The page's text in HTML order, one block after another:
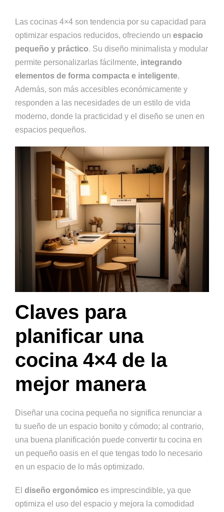
Las cocinas 4×4 son tendencia por su capacidad para
optimizar espacios reducidos, ofreciendo un espacio
pequeño y práctico. Su diseño minimalista y modular
permite personalizarlas fácilmente, integrando
elementos de forma compacta e inteligente.
Además, son más accesibles económicamente y
responden a las necesidades de un estilo de vida
moderno, donde la practicidad y el diseño se unen en
espacios pequeños.
Claves para
planificar una
cocina 4×4 de la
mejor manera
Diseñar una cocina pequeña no significa renunciar a
tu sueño de un espacio bonito y cómodo; al contrario,
una buena planificación puede convertir tu cocina en
un pequeño oasis en el que tengas todo lo necesario
en un espacio de lo más optimizado.
El diseño ergonómico es imprescindible, ya que
optimiza el uso del espacio y mejora la comodidad